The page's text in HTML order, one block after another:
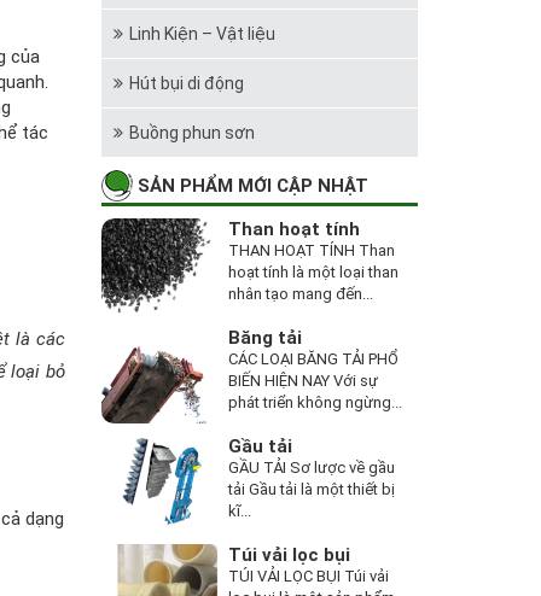
của
tác
là các
loại bỏ
dạng
Linh Kiện – Vật liệu
Hút bụi di động
Buồng phun sơn
SẢN PHẨM MỚI CẬP NHẬT
Than hoạt tính
THAN HOẠT TÍNH Than
hoạt tính là một loại than
nhân tạo mang đến...
Băng tải
CÁC LOẠI BĂNG TẢI PHỔ
BIẾN HIỆN NAY Với sự
phát triển không ngừng...
Gầu tải
GẦU TẢI Sơ lược về gầu
tải Gầu tải là một thiết bị
kĩ...
Túi vải lọc bụi
TÚI VẢI LỌC BỤI Túi vải